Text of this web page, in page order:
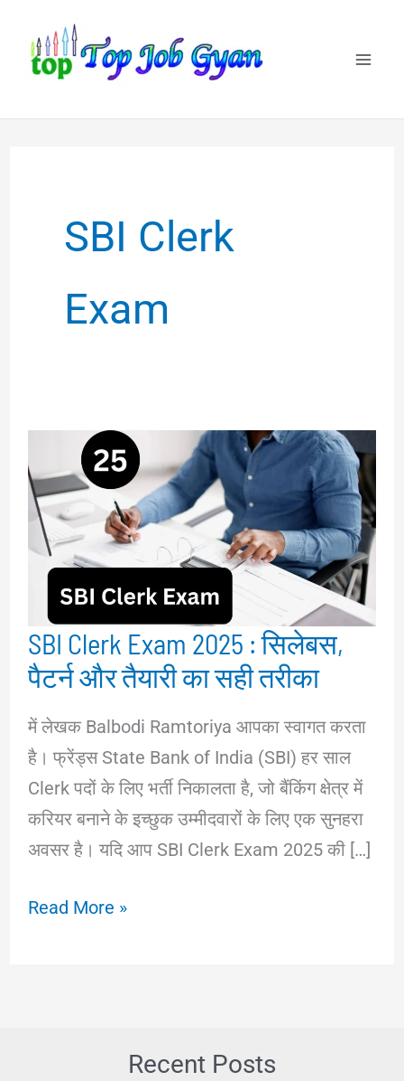
content
SBI Clerk
Exam
SBI Clerk Exam 2025 : सिलेबस,
पैटर्न और तैयारी का सही तरीका
में लेखक Balbodi Ramtoriya आपका स्वागत करता
है। फ्रेंड्स State Bank of India (SBI) हर साल
Clerk पदों के लिए भर्ती निकालता है, जो बैंकिंग क्षेत्र में
करियर बनाने के इच्छुक उम्मीदवारों के लिए एक सुनहरा
अवसर है। यदि आप SBI Clerk Exam 2025 की […]
SBI
Read More »
Recent Posts